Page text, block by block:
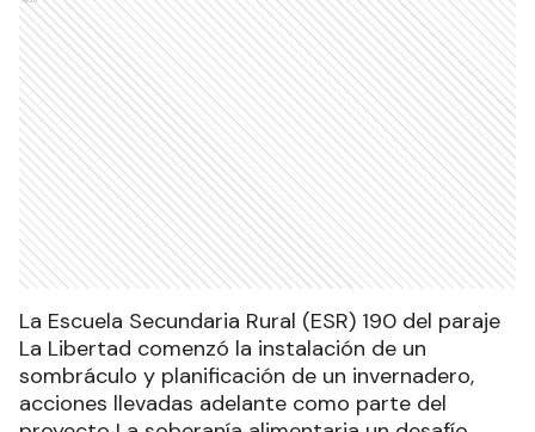
La Escuela Secundaria Rural (ESR) 190 del paraje
La Libertad comenzó la instalación de un
sombráculo y planificación de un invernadero,
acciones llevadas adelante como parte del